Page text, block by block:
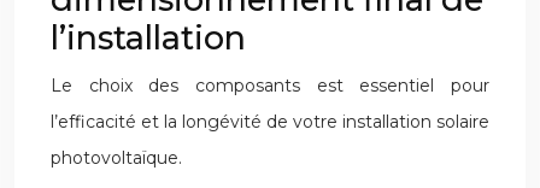
l’installation
Le choix des composants est essentiel pour
l’efficacité et la longévité de votre installation solaire
photovoltaïque.